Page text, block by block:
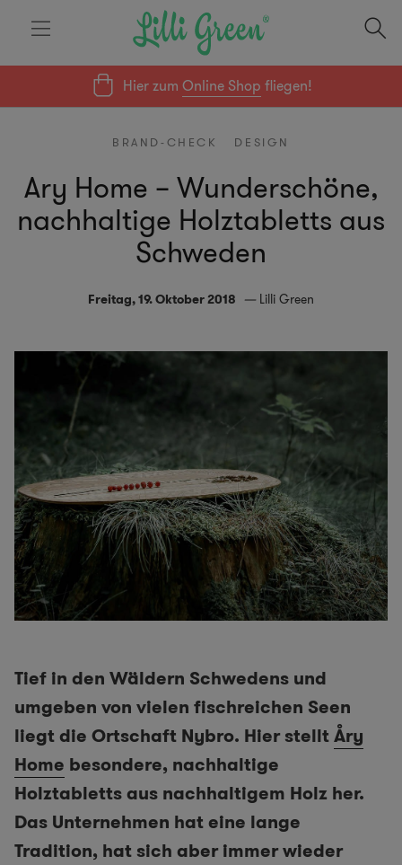
Hier zumOnline Shop fliegen!
BRAND-CHECK DESIGN
Ary Home – Wunderschöne,
nachhaltige Holztabletts aus
Schweden
Freitag, 19. Oktober 2018 Lilli Green
Tief in den Wäldern Schwedens und
umgeben von vielen fischreichen Seen
liegt die Ortschaft Nybro. Hier stelltÅry
Home besondere, nachhaltige
Holztabletts aus nachhaltigem Holz her.
Das Unternehmen hat eine lange
Tradition, hat sich aber immer wieder